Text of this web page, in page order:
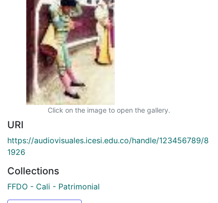
Click on the image to open the gallery.
URI
https://audiovisuales.icesi.edu.co/handle/123456789/8
1926
Collections
FFDO - Cali - Patrimonial